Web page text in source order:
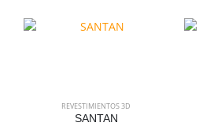
REVESTIMIENTOS 3D
SANTAN